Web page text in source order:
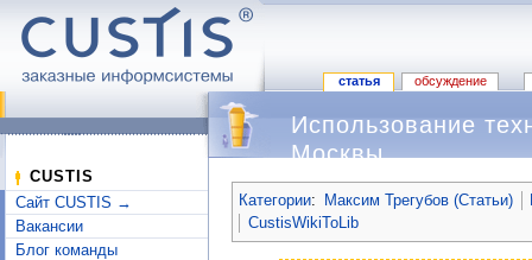
статья обсуждение
CUSTIS
Сайт CUSTIS →
Вакансии
Блог команды
Использование
Москвы
Категории: Максим Трегубов (Статьи)
CustisWikiToLib